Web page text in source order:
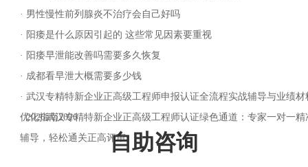
· 男性慢性前列腺炎不治疗会自己好吗
· 阳痿是什么原因引起的 这些常见因素要重视
· 阳痿早泄能改善吗需要多久恢复
· 成都看早泄大概需要多少钱
· 武汉专精特新企业正高级工程师申报认证全流程实战辅导与业绩材
优化指南2026
·2026武汉专精特新企业正高级工程师认证绿色通道：专家一对一精
辅导，轻松通关正高评审自助咨询